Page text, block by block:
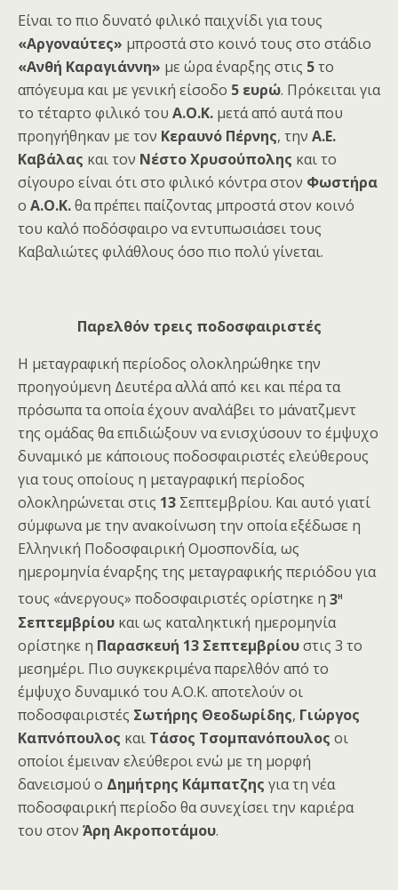
Είναι το πιο δυνατό φιλικό παιχνίδι για τους
«Αργοναύτες» μπροστά στο κοινό τους στο στάδιο
«Ανθή Καραγιάννη» με ώρα έναρξης στις 5το
απόγευμα και με γενική είσοδο 5 ευρώ. Πρόκειται για
το τέταρτο φιλικό του Α.Ο.Κ. μετά από αυτά που
προηγήθηκαν με τον Κεραυνό Πέρνης, την Α.Ε.
Καβάλας και τον Νέστο Χρυσούπολης και το
σίγουρο είναι ότι στο φιλικό κόντρα στον Φωστήρα
ο Α.Ο.Κ.θα πρέπει παίζοντας μπροστά στον κοινό
του καλό ποδόσφαιρο να εντυπωσιάσει τους
Καβαλιώτες φιλάθλους όσο πιο πολύ γίνεται.
Παρελθόν τρεις ποδοσφαιριστές
Η μεταγραφική περίοδος ολοκληρώθηκε την
προηγούμενη Δευτέρα αλλά από κει και πέρα τα
πρόσωπα τα οποία έχουν αναλάβει το μάνατζμεντ
της ομάδας θα επιδιώξουν να ενισχύσουν το έμψυχο
δυναμικό με κάποιους ποδοσφαιριστές ελεύθερους
για τους οποίους η μεταγραφική περίοδος
ολοκληρώνεται στις 13 Σεπτεμβρίου. Και αυτό γιατί
σύμφωνα με την ανακοίνωση την οποία εξέδωσε η
Ελληνική Ποδοσφαιρική Ομοσπονδία, ως
ημερομηνία έναρξης της μεταγραφικής περιόδου για
τους «άνεργους» ποδοσφαιριστές ορίστηκε η 3η
Σεπτεμβρίου και ως καταληκτική ημερομηνία
ορίστηκε η Παρασκευή 13 Σεπτεμβρίουστις 3 το
μεσημέρι. Πιο συγκεκριμένα παρελθόν από το
έμψυχο δυναμικό του Α.Ο.Κ. αποτελούν οι
ποδοσφαιριστές Σωτήρης Θεοδωρίδης, Γιώργος
Καπνόπουλος και Τάσος Τσομπανόπουλος οι
οποίοι έμειναν ελεύθεροι ενώ με τη μορφή
δανεισμού ο Δημήτρης Κάμπατζης για τη νέα
ποδοσφαιρική περίοδο θα συνεχίσει την καριέρα
του στον Άρη Ακροποτάμου.